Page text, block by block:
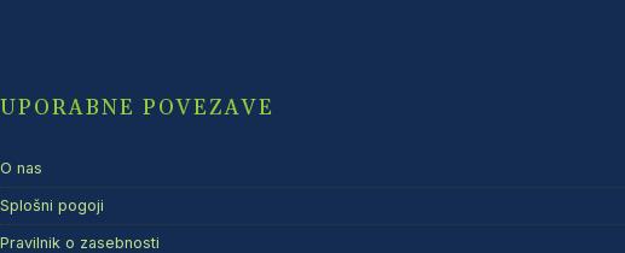
UPORABNE POVEZAVE
O nas
Splošni pogoji
Pravilnik o zasebnosti